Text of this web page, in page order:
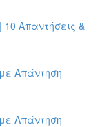
Απαντήσεις &
Απάντηση
Απάντηση